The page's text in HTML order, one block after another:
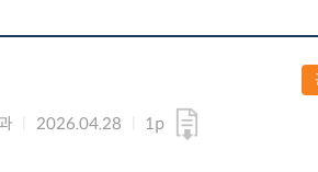
2026.04.28 1p